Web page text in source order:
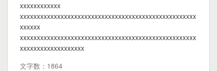
xxxxxxxxxxxx
xxxxxxxxxxxxxxxxxxxxxxxxxxxxxxxxxxxxxxxxxxxxxxxxxxxx
xxxxxx
xxxxxxxxxxxxxxxxxxxxxxxxxxxxxxxxxxxxxxxxxxxxxxxxxxxx
xxxxxxxxxxxxxxxxxxx
文字数：1864